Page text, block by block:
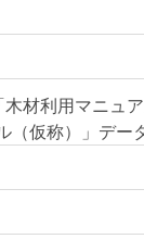
材利用マニュ
仮称）」デー